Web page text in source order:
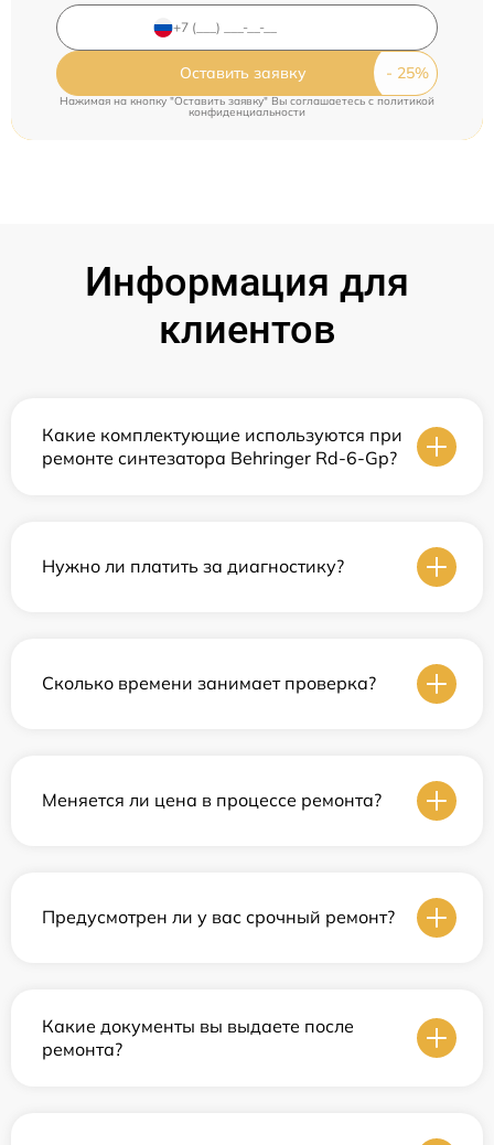
Оставить заявку
Нажимая на кнопку "Оставить заявку" Вы соглашаетесь cполитикой
конфиденциальности
Информация для
клиентов
Какие комплектующие используются при
ремонте синтезатора Behringer Rd-6-Gp?
Нужно ли платить за диагностику?
Сколько времени занимает проверка?
Меняется ли цена в процессе ремонта?
Предусмотрен ли у вас срочный ремонт?
Какие документы вы выдаете после
ремонта?